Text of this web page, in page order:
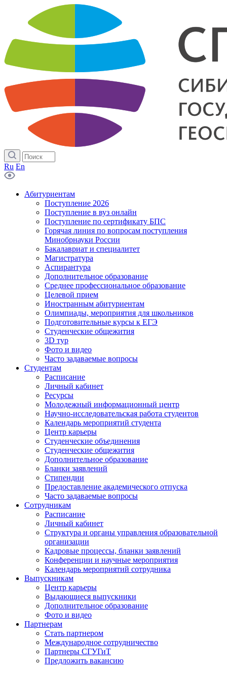
Ru En
Абитуриентам
Поступление 2026
Поступление в вуз онлайн
Поступление по сертификату БПС
Горячая линия по вопросам поступления
Минобрнауки России
Бакалавриат и специалитет
Магистратура
Аспирантура
Дополнительное образование
Среднее профессиональное образование
Целевой прием
Иностранным абитуриентам
Олимпиады, мероприятия для школьников
Подготовительные курсы к ЕГЭ
Студенческие общежития
3D тур
Фото и видео
Часто задаваемые вопросы
Студентам
Расписание
Личный кабинет
Ресурсы
Молодежный информационный центр
Научно-исследовательская работа студентов
Календарь мероприятий студента
Центр карьеры
Студенческие объединения
Студенческие общежития
Дополнительное образование
Бланки заявлений
Стипендии
Предоставление академического отпуска
Часто задаваемые вопросы
Сотрудникам
Расписание
Личный кабинет
Структура и органы управления образовательной
организации
Кадровые процессы, бланки заявлений
Конференции и научные мероприятия
Календарь мероприятий сотрудника
Выпускникам
Центр карьеры
Выдающиеся выпускники
Дополнительное образование
Фото и видео
Партнерам
Стать партнером
Международное сотрудничество
Партнеры СГУГиТ
Предложить вакансию